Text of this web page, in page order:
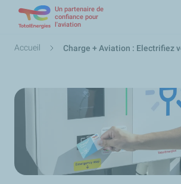
contenu
Un partenaire de
confiance pour
l'aviation
Fil
Accueil Charge + Aviation : Electrifiez